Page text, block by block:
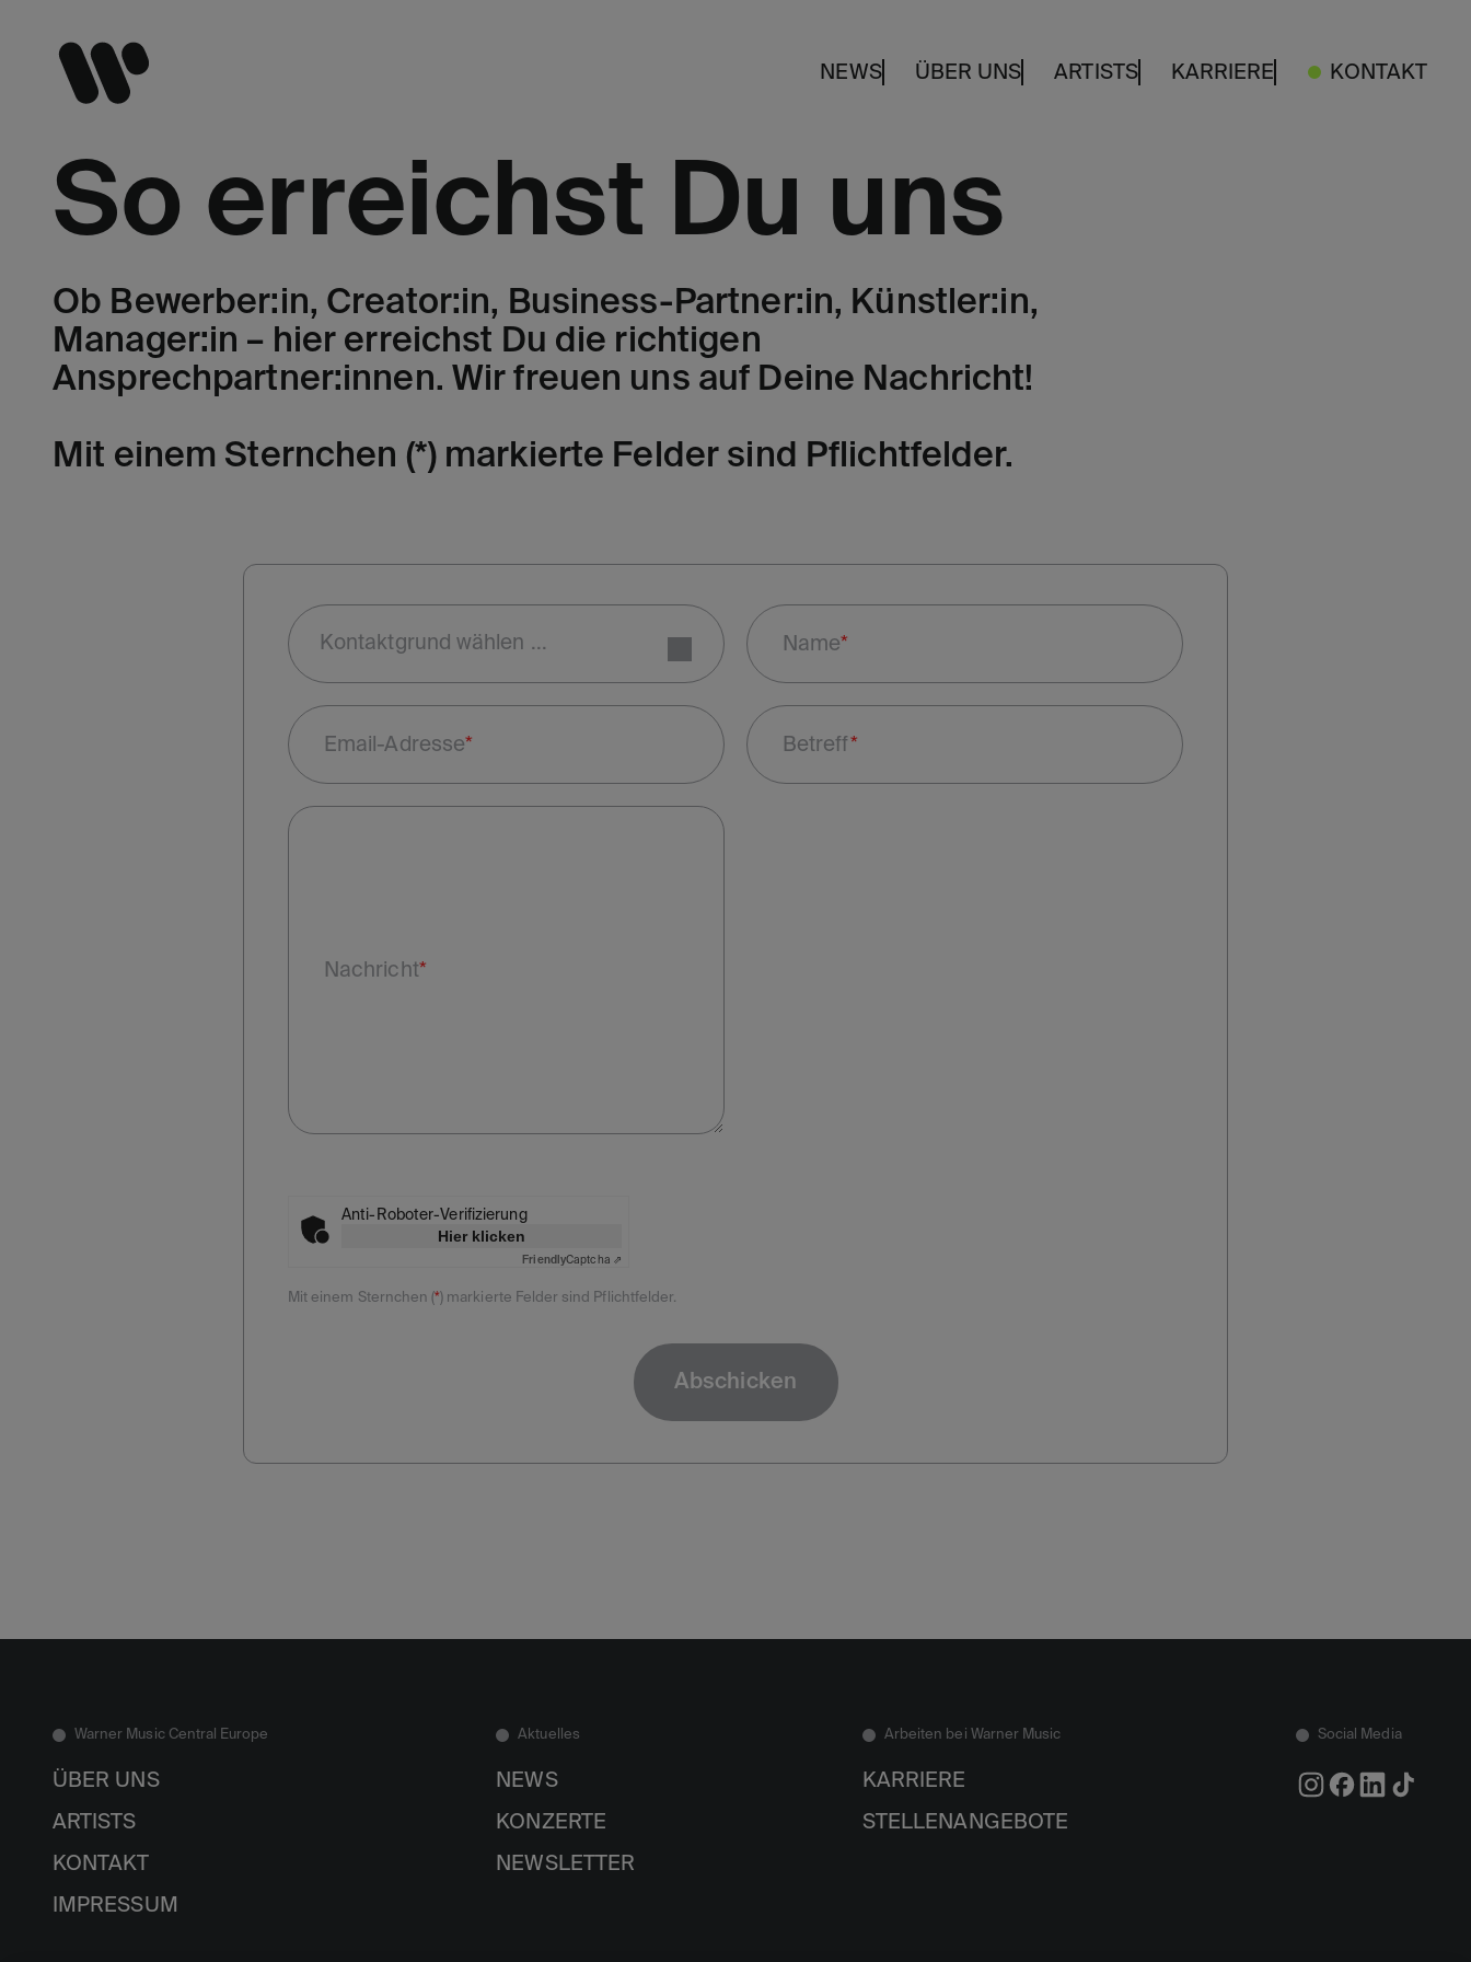
NEWS ÜBER UNS ARTISTS KARRIERE KONTAKT
So erreichst Du uns
Ob Bewerber:in, Creator:in, Business-Partner:in, Künstler:in,
Manager:in – hier erreichst Du die richtigen
Ansprechpartner:innen. Wir freuen uns auf Deine Nachricht!
Mit einem Sternchen (*) markierte Felder sind Pflichtfelder.
Name
Email-Adresse Betreff
Nachricht
Anti-Roboter-Verifizierung
Hier klicken
FriendlyCaptcha ⇗
Mit einem Sternchen (* ) markierte Felder sind Pflichtfelder.
Abschicken
Warner Music Central Europe
ÜBER UNS
ARTISTS
KONTAKT
IMPRESSUM
Aktuelles
NEWS
KONZERTE
NEWSLETTER
Arbeiten bei Warner Music
KARRIERE
STELLENANGEBOTE
Social Media